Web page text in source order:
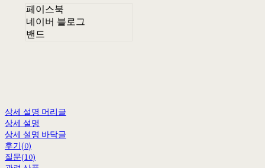
페이스북
네이버 블로그
밴드
상세 설명 머리글
상세 설명
상세 설명 바닥글
후기(0)
질문(10)